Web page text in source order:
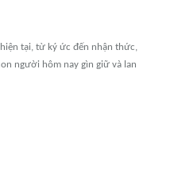
tại, từ ký ức đến nhận thức,
người hôm nay gìn giữ và lan